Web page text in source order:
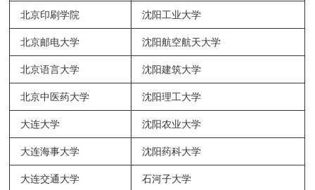
北京印刷学院 沈阳工业大学
北京邮电大学 沈阳航空航天大学
北京语言大学 沈阳建筑大学
北京中医药大学 沈阳理工大学
大连大学 沈阳农业大学
大连海事大学 沈阳药科大学
大连交通大学 石河子大学